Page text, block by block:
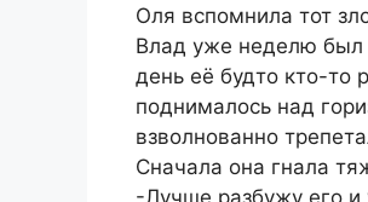
Оля вспомнила тот
Влад уже неделю был
день её будто кто-то
поднималось над
взволнованно
Сначала она гнала
-Лучше разбужу его и